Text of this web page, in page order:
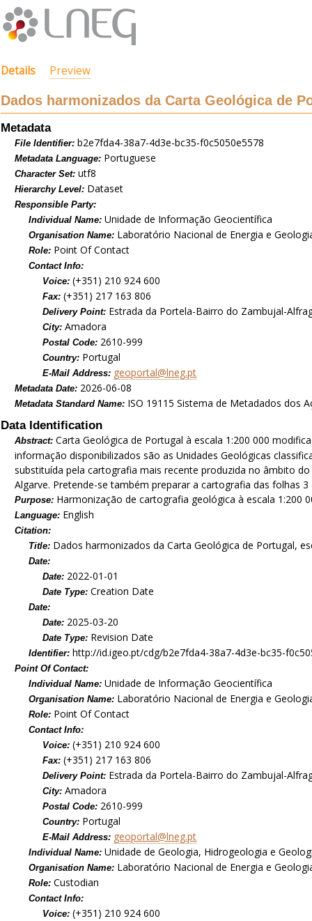
Details Preview
Dados harmonizados da Carta Geológica de
Metadata
File Identifier: b2e7fda4-38a7-4d3e-bc35-f0c5050e5578
Metadata Language: Portuguese
Character Set:utf8
Hierarchy Level: Dataset
Responsible Party:
Individual Name:Unidade de Informação Geocientífica
Organisation Name: Laboratório Nacional de Energia e
Role: Point Of Contact
Contact Info:
Voice:(+351) 210 924 600
Fax:(+351) 217 163 806
Delivery Point: Estrada da Portela-Bairro do Zambujal-
City:Amadora
Postal Code: 2610-999
Country: Portugal
E-Mail Address: geoportal@lneg.pt
Metadata Date: 2026-06-08
Metadata Standard Name: ISO 19115 Sistema de Metadados dos
Data Identification
Abstract:Carta Geológica de Portugal à escala 1:200 000
informação disponibilizados são as Unidades Geológicas
substituída pela cartografia mais recente produzida no âmbito
Algarve. Pretende-se também preparar a cartografia das folhas
Purpose: Harmonização de cartografia geológica à escala 1:200
Language: English
Citation:
Title: Dados harmonizados da Carta Geológica de Portugal,
Date:
Date: 2022-01-01
Date Type:Creation Date
Date:
Date: 2025-03-20
Date Type: Revision Date
Identifier: http://id.igeo.pt/cdg/b2e7fda4-38a7-4d3e-bc35-
Point Of Contact:
Individual Name:Unidade de Informação Geocientífica
Organisation Name: Laboratório Nacional de Energia e
Role: Point Of Contact
Contact Info:
Voice:(+351) 210 924 600
Fax:(+351) 217 163 806
Delivery Point: Estrada da Portela-Bairro do Zambujal-
City:Amadora
Postal Code: 2610-999
Country: Portugal
E-Mail Address: geoportal@lneg.pt
Individual Name:Unidade de Geologia, Hidrogeologia e
Organisation Name: Laboratório Nacional de Energia e
Role:Custodian
Contact Info:
Voice:(+351) 210 924 600